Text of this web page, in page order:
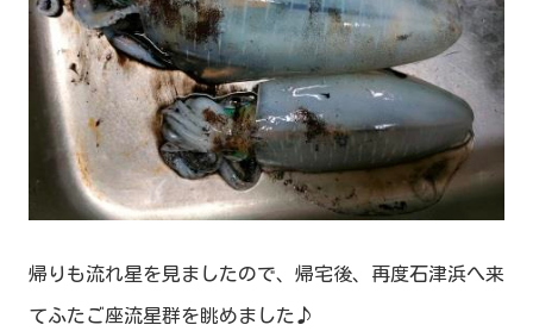
帰りも流れ星を見ましたので、帰宅後、再度石津浜へ来
てふたご座流星群を眺めました♪